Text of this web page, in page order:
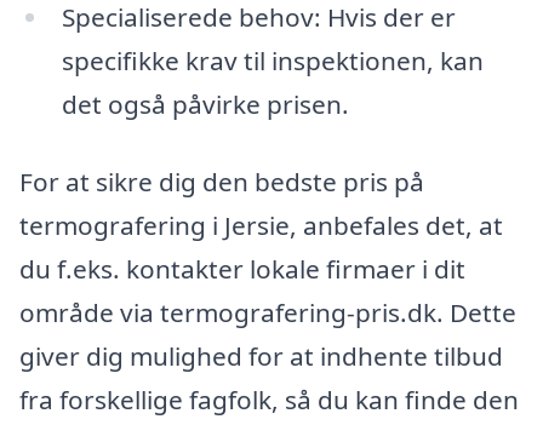
Specialiserede behov: Hvis der er
specifikke krav til inspektionen, kan
det også påvirke prisen.
For at sikre dig den bedste pris på
termografering i Jersie, anbefales det, at
du f.eks. kontakter lokale firmaer i dit
område via termografering-pris.dk. Dette
giver dig mulighed for at indhente tilbud
fra forskellige fagfolk, så du kan finde den